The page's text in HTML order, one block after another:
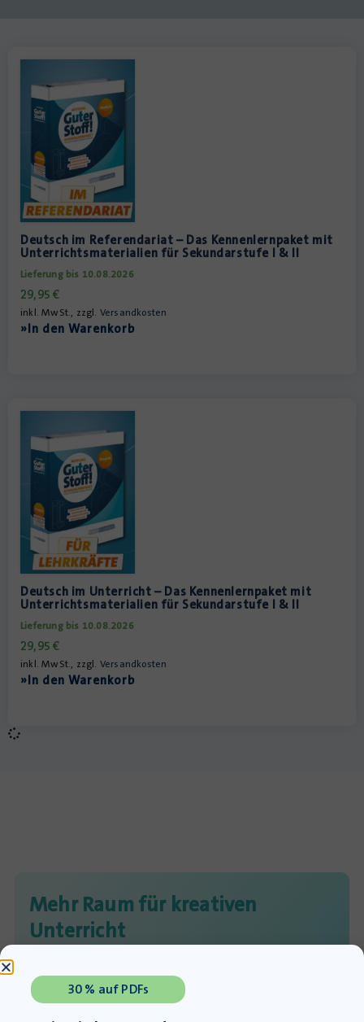
Deutsch im Referendariat – Das Kennenlernpaket mit
Unterrichtsmaterialien für Sekundarstufe I & II
Lieferung bis 10.08.2026
29,95€
inkl. MwSt., zzgl. Versandkosten
»In den Warenkorb
Deutsch im Unterricht – Das Kennenlernpaket mit
Unterrichtsmaterialien für Sekundarstufe I & II
Lieferung bis 10.08.2026
29,95€
inkl. MwSt., zzgl. Versandkosten
»In den Warenkorb
Mehr Raum für kreativen
Unterricht
30 % auf PDFs